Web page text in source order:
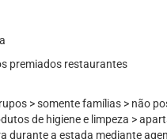
premiados restaurantes
> somente famílias > não
de higiene e limpeza >
durante a estada mediante